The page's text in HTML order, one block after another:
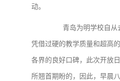
动。
青岛为明学校自从去
凭借过硬的教学质量和超高
各界的良好口碑，此次开放
所翘首期盼的，因此，早晨